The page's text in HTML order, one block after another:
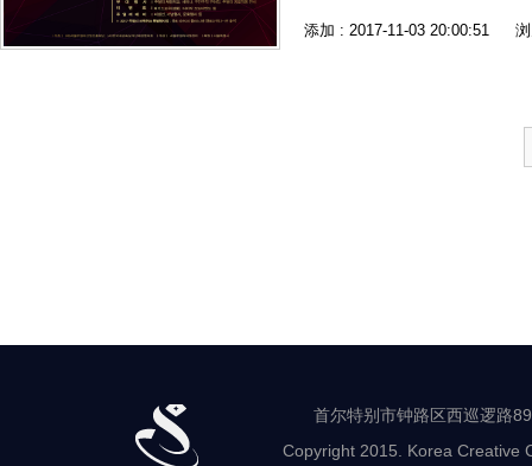
添加 : 2017-11-03 20:00:51
首尔特别市钟路区西巡逻路
Copyright 2015. Korea Creative